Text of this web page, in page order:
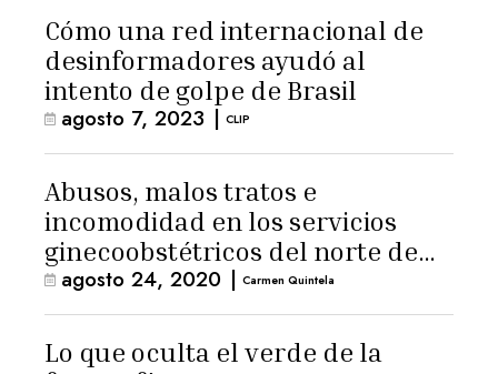
Cómo una red internacional de
desinformadores ayudó al
intento de golpe de Brasil
agosto 7, 2023 | CLIP
Abusos, malos tratos e
incomodidad en los servicios
ginecoobstétricos del norte de
Centroamérica
agosto 24, 2020 | Carmen Quintela
Lo que oculta el verde de la